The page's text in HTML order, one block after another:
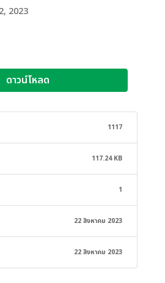
2023
ดาวน์โหลด
1117
117.24 KB
1
22 สิงหาคม 2023
22 สิงหาคม 2023